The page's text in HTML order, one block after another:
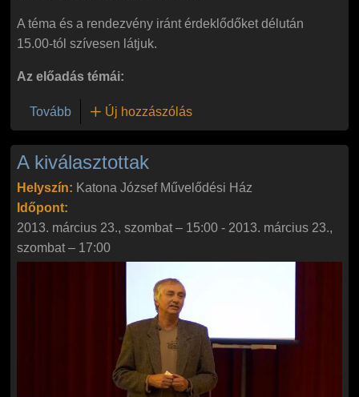
A téma és a rendezvény iránt érdeklődőket délután
15.00-tól szívesen látjuk.
Az előadás témái:
Tovább(A Galaktika baráti kör vendége lesz Kalmár
Új hozzászólás
A kiválasztottak
Helyszín: Katona József Művelődési Ház
Időpont:
2013. március 23., szombat – 15:00 - 2013. március 23.,
szombat – 17:00